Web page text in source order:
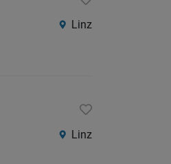
Linz
Linz